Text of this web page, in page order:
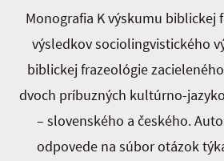
Monografia K výskumu biblickej
výsledkov sociolingvistického
biblickej frazeológie
dvoch príbuzných kultúrno-
– slovenského a českého.
odpovede na súbor otázok